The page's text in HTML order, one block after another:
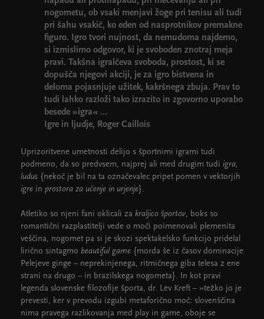
nogometu, ob vsaki menjavi žoge pri tenisu ali tudi
pri šahu vsakič, ko eden od nasprotnikov premakne
figuro. Igro tvori nujnost, da nemudoma najdemo,
si izmislimo odgovor, ki je svoboden znotraj meja
pravi. Takšna igralčeva svoboda, prostost, ki se
dopušča njegovi akciji, je za igro bistvena in
deloma pojasnjuje užitek, kakršnega zbuja. Prav to
tudi lahko razloži tako izrazito in zgovorno uporabo
besede »igra« …
Igre in ljudje, Roger Caillois
Uprizoritvene umetnosti delijo s športnimi igrami tudi
podmeno, da so predvsem, najprej ali med drugim tudi igra,
ludus {nekoč je bil na ta označevalec pripet pomen v vektorjih
igre in prostora za učenje in urjenje}.
Atletiko so njeni fani oklicali za kraljico športov, boks so
romantični razplastitelji vede o moči poimenovali plemenita
veščina, nogomet pa si je skozi spektakelsko funkcijo pridelal
lirično sintagmo beautiful game {morda še iz časov dominacije
Pelejeve ginge – neprekinjenega, ritmičnega giba telesa z ene
strani na drugo – in brazilskega nogometa}. In kot pravi
legenda slovenske filozofije športa, dr. Lev Kreft – »težko jo je
prevesti, ker v prevodu izgubi metaforično moč: slovenščina
nima pravega razlikovanja med play in game, oboje se